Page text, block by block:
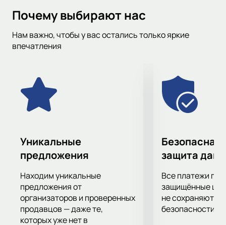
команд и не пропустить важные игры. Для удобства, вы
также можете фильтровать события по дате, городу, месту
проведения и турниру.
Почему выбирают нас
Нам важно, чтобы у вас остались только яркие
впечатления
Уникальные
предложения
Находим уникальные
предложения от
организаторов и проверенных
продавцов — даже те,
которых уже нет в
Безопасная
защита
Все платежи
защищённые
не сохраняются
безопасности.